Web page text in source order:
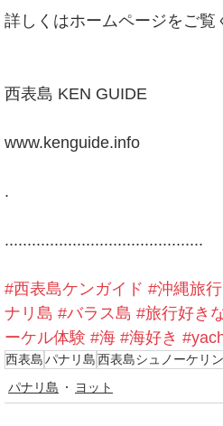
詳しくはホームページをご覧
西表島 KEN GUIDE
www.kenguide.info
.
............................................
#西表島ケンガイド #沖縄旅行
ナリ島 #バラス島 #旅行好き
ーケル体験 #海 #海好き
西表島パナリ島西表島シュノーケリ
パナリ島
ヨット